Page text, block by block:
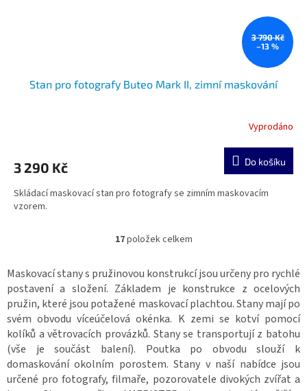
3 790 Kč
–13 %
Stan pro fotografy Buteo Mark II, zimní maskování
Vyprodáno
3 290 Kč Do košíku
Skládací maskovací stan pro fotografy se zimním maskovacím
vzorem.
O
l
á
d
a
c
í
p
r
v
17položek celkem
Maskovací stany s pružinovou konstrukcí jsou určeny pro rychlé
postavení a složení. Základem je konstrukce z ocelových
pružin, které jsou potažené maskovací plachtou. Stany mají po
svém obvodu víceúčelová okénka. K zemi se kotví pomocí
kolíků a větrovacích provázků. Stany se transportují z batohu
(vše je součást balení). Poutka po obvodu slouží k
domaskování okolním porostem. Stany v naší nabídce jsou
určené pro fotografy, filmaře, pozorovatele divokých zvířat a